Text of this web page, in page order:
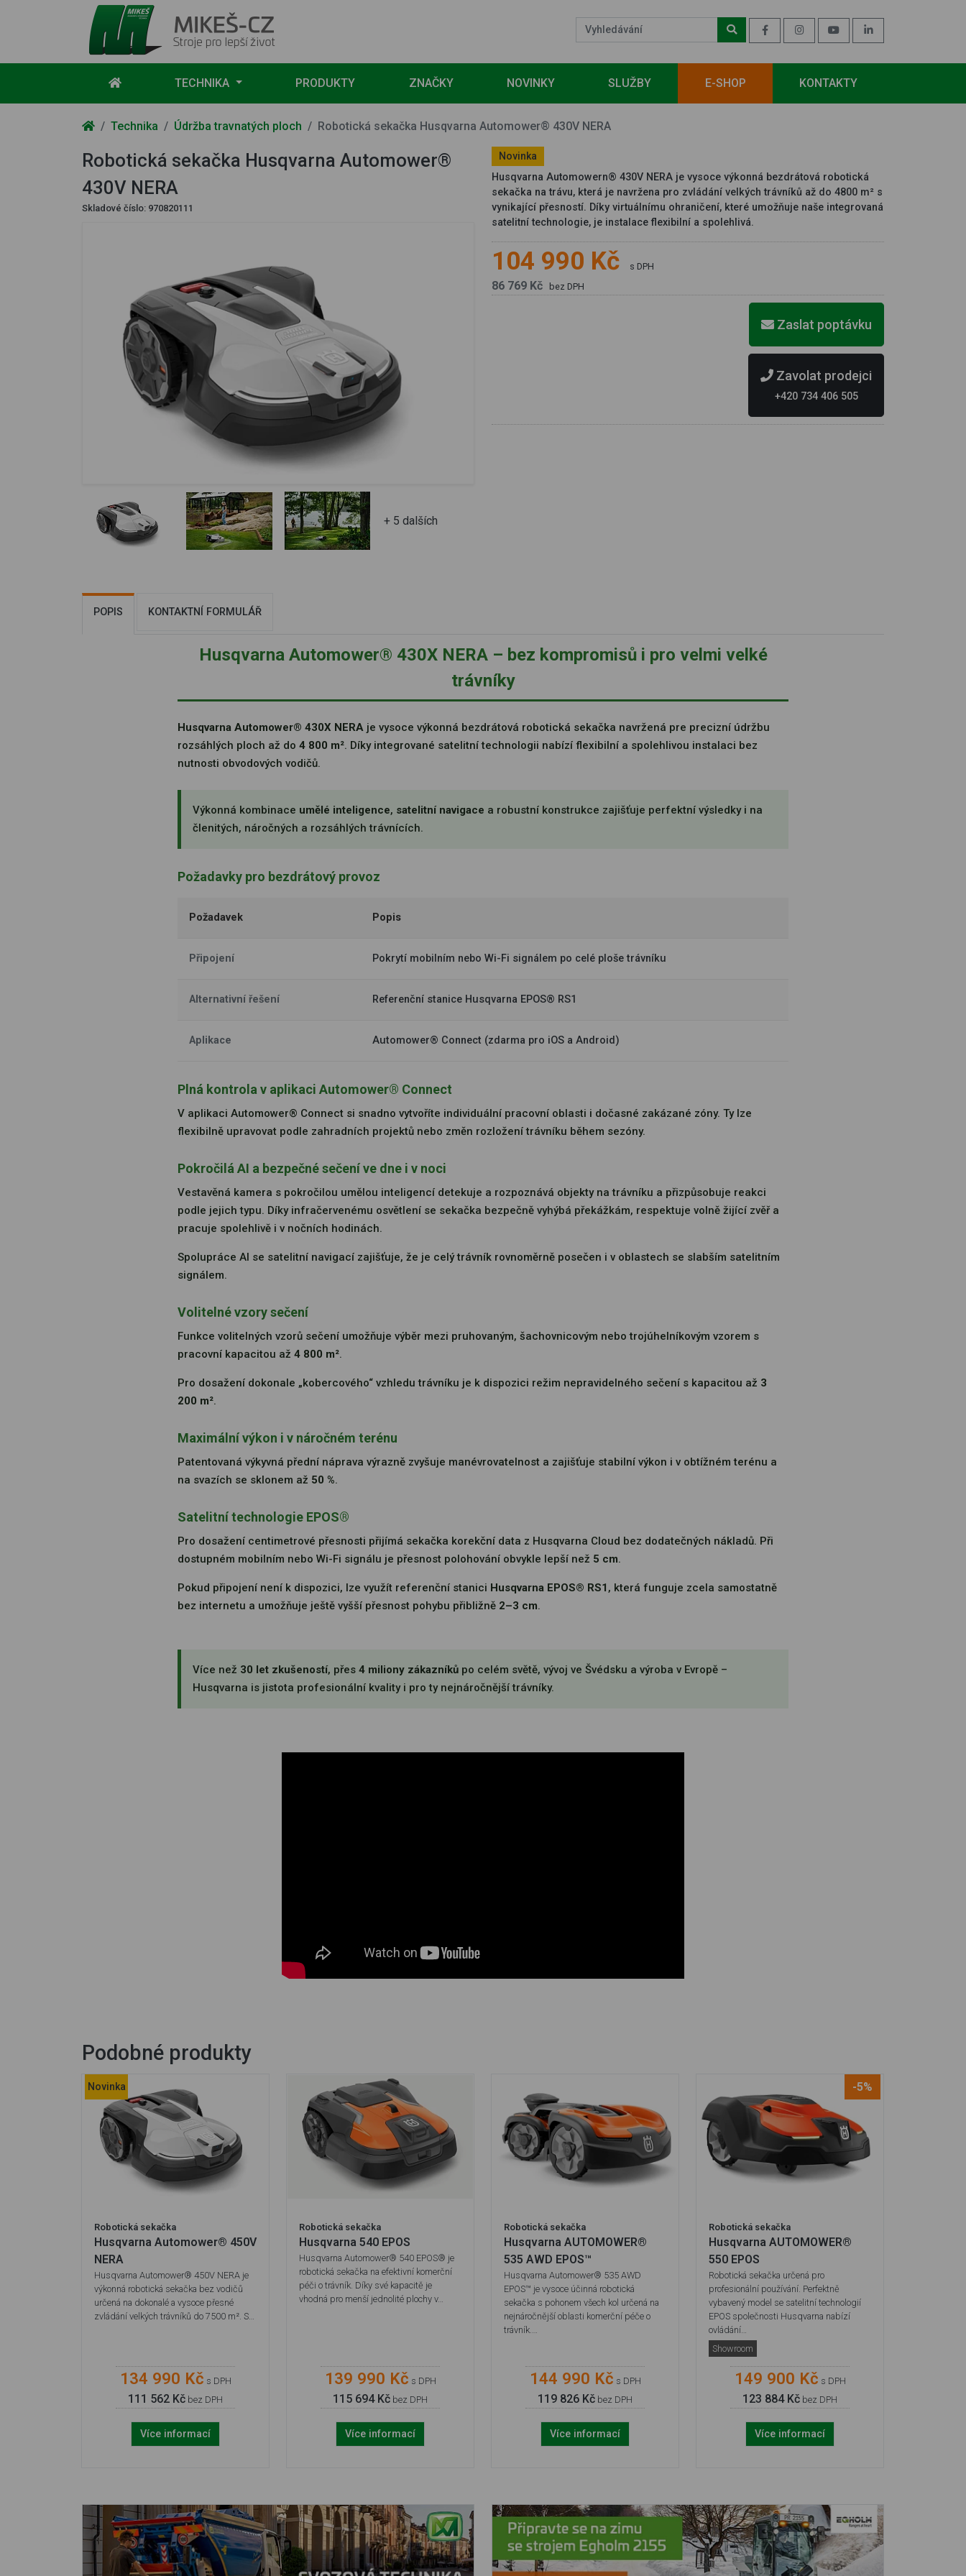
TECHNIKA PRODUKTY ZNAČKY NOVINKY SLUŽBY E-SHOP KONTAKTY
Technika Údržba travnatých ploch Robotická sekačka Husqvarna Automower® 430V NERA
Robotická sekačka Husqvarna Automower®
430V NERA
Skladové číslo: 970820111
+ 5 dalších
Novinka
Husqvarna Automowern® 430V NERA je vysoce výkonná bezdrátová robotická
sekačka na trávu, která je navržena pro zvládání velkých trávníků až do 4800 m² s
vynikající přesností. Díky virtuálnímu ohraničení, které umožňuje naše integrovaná
satelitní technologie, je instalace flexibilní a spolehlivá.
104 990 Kč s DPH
86 769 Kč bez DPH
Zaslat poptávku
Zavolat prodejci
+420 734 406 505
POPIS KONTAKTNÍ FORMULÁŘ
Husqvarna Automower® 430X NERA – bez kompromisů i pro velmi velké
trávníky
Husqvarna Automower® 430X NERA je vysoce výkonná bezdrátová robotická sekačka navržená pre precizní údržbu
rozsáhlých ploch až do 4 800 m². Díky integrované satelitní technologii nabízí flexibilní a spolehlivou instalaci bez
nutnosti obvodových vodičů.
Výkonná kombinace umělé inteligence, satelitní navigace a robustní konstrukce zajišťuje perfektní výsledky i na
členitých, náročných a rozsáhlých trávnících.
Požadavky pro bezdrátový provoz
Požadavek Popis
Připojení Pokrytí mobilním nebo Wi-Fi signálem po celé ploše trávníku
Alternativní řešení Referenční stanice Husqvarna EPOS® RS1
Aplikace Automower® Connect (zdarma pro iOS a Android)
Plná kontrola v aplikaci Automower® Connect
V aplikaci Automower® Connect si snadno vytvoříte individuální pracovní oblasti i dočasné zakázané zóny. Ty lze
flexibilně upravovat podle zahradních projektů nebo změn rozložení trávníku během sezóny.
Pokročilá AI a bezpečné sečení ve dne i v noci
Vestavěná kamera s pokročilou umělou inteligencí detekuje a rozpoznává objekty na trávníku a přizpůsobuje reakci
podle jejich typu. Díky infračervenému osvětlení se sekačka bezpečně vyhýbá překážkám, respektuje volně žijící zvěř a
pracuje spolehlivě i v nočních hodinách.
Spolupráce AI se satelitní navigací zajišťuje, že je celý trávník rovnoměrně posečen i v oblastech se slabším satelitním
signálem.
Volitelné vzory sečení
Funkce volitelných vzorů sečení umožňuje výběr mezi pruhovaným, šachovnicovým nebo trojúhelníkovým vzorem s
pracovní kapacitou až 4 800 m².
Pro dosažení dokonale „kobercového“ vzhledu trávníku je k dispozici režim nepravidelného sečení s kapacitou až 3
200 m².
Maximální výkon i v náročném terénu
Patentovaná výkyvná přední náprava výrazně zvyšuje manévrovatelnost a zajišťuje stabilní výkon i v obtížném terénu a
na svazích se sklonem až 50 %.
Satelitní technologie EPOS®
Pro dosažení centimetrové přesnosti přijímá sekačka korekční data z Husqvarna Cloud bez dodatečných nákladů. Při
dostupném mobilním nebo Wi-Fi signálu je přesnost polohování obvykle lepší než 5 cm.
Pokud připojení není k dispozici, lze využít referenční stanici Husqvarna EPOS® RS1 , která funguje zcela samostatně
bez internetu a umožňuje ještě vyšší přesnost pohybu přibližně 2–3 cm.
Více než 30 let zkušeností, přes 4 miliony zákazníků po celém světě, vývoj ve Švédsku a výroba v Evropě –
Husqvarna is jistota profesionální kvality i pro ty nejnáročnější trávníky.
Podobné produkty
Novinka
Robotická sekačka
Husqvarna Automower® 450V
NERA
Husqvarna Automower® 450V NERA je
výkonná robotická sekačka bez vodičů
určená na dokonalé a vysoce přesné
zvládání velkých trávníků do 7500 m². S…
134 990 Kč s DPH
111 562 Kč bez DPH
Více informací
Robotická sekačka
Husqvarna 540 EPOS
Husqvarna Automower® 540 EPOS® je
robotická sekačka na efektivní komerční
péči o trávník. Díky své kapacitě je
vhodná pro menší jednolité plochy v…
139 990 Kč s DPH
115 694 Kč bez DPH
Více informací
Robotická sekačka
Husqvarna AUTOMOWER®
535 AWD EPOS™
Husqvarna Automower® 535 AWD
EPOS™ je vysoce účinná robotická
sekačka s pohonem všech kol určená na
nejnáročnější oblasti komerční péče o
trávník.…
144 990 Kč s DPH
119 826 Kč bez DPH
Více informací
-5%
Robotická sekačka
Husqvarna AUTOMOWER®
550 EPOS
Robotická sekačka určená pro
profesionální používání. Perfektně
vybavený model se satelitní technologií
EPOS společnosti Husqvarna nabízí
ovládání…
Showroom
149 900 Kč s DPH
123 884 Kč bez DPH
Více informací